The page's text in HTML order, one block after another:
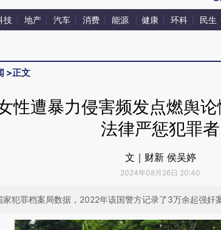
技 地产 汽车 消费 能源 健康 环科 民生
>正文
性遭暴力侵害频发点燃舆
法律严惩犯罪者
文｜财新 侯吴婷
2024年08月26日 20:40
家犯罪档案局数据，2022年该国警方记录了3万余起强奸